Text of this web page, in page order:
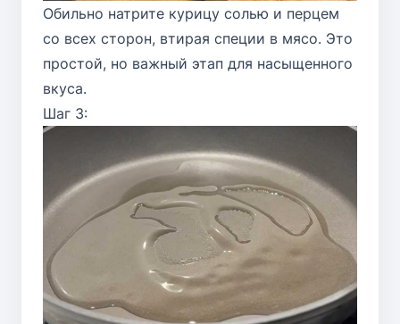
Обильно натрите курицу солью и перцем
со всех сторон, втирая специи в мясо. Это
простой, но важный этап для насыщенного
вкуса.
Шаг 3: